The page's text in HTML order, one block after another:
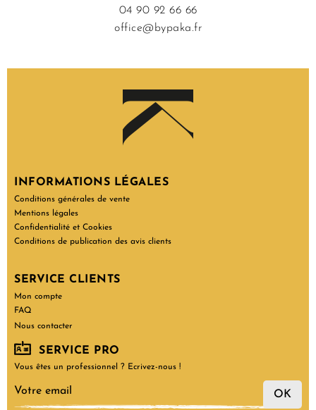
04 90 92 66 66
office@bypaka.fr
INFORMATIONS LÉGALES
Conditions générales de vente
Mentions légales
Confidentialité et Cookies
Conditions de publication des avis clients
SERVICE CLIENTS
Mon compte
FAQ
Nous contacter
SERVICE PRO
Vous êtes un professionnel ? Ecrivez-nous !
OK